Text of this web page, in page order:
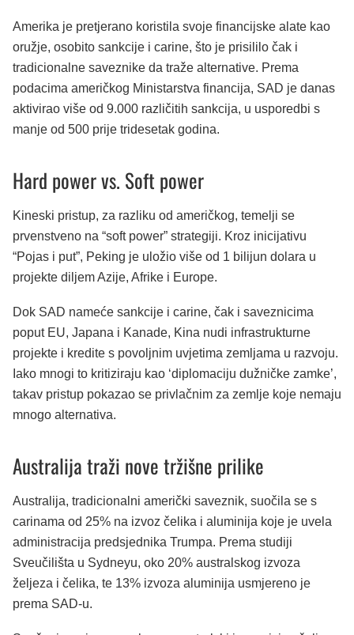
Amerika je pretjerano koristila svoje financijske alate kao
oružje, osobito sankcije i carine, što je prisililo čak i
tradicionalne saveznike da traže alternative. Prema
podacima američkog Ministarstva financija, SAD je danas
aktivirao više od 9.000 različitih sankcija, u usporedbi s
manje od 500 prije tridesetak godina.
Hard power vs. Soft power
Kineski pristup, za razliku od američkog, temelji se
prvenstveno na “soft power” strategiji. Kroz inicijativu
“Pojas i put”, Peking je uložio više od 1 bilijun dolara u
projekte diljem Azije, Afrike i Europe.
Dok SAD nameće sankcije i carine, čak i saveznicima
poput EU, Japana i Kanade, Kina nudi infrastrukturne
projekte i kredite s povoljnim uvjetima zemljama u razvoju.
Iako mnogi to kritiziraju kao ‘diplomaciju dužničke zamke’,
takav pristup pokazao se privlačnim za zemlje koje nemaju
mnogo alternativa.
Australija traži nove tržišne prilike
Australija, tradicionalni američki saveznik, suočila se s
carinama od 25% na izvoz čelika i aluminija koje je uvela
administracija predsjednika Trumpa. Prema studiji
Sveučilišta u Sydneyu, oko 20% australskog izvoza
željeza i čelika, te 13% izvoza aluminija usmjereno je
prema SAD-u.